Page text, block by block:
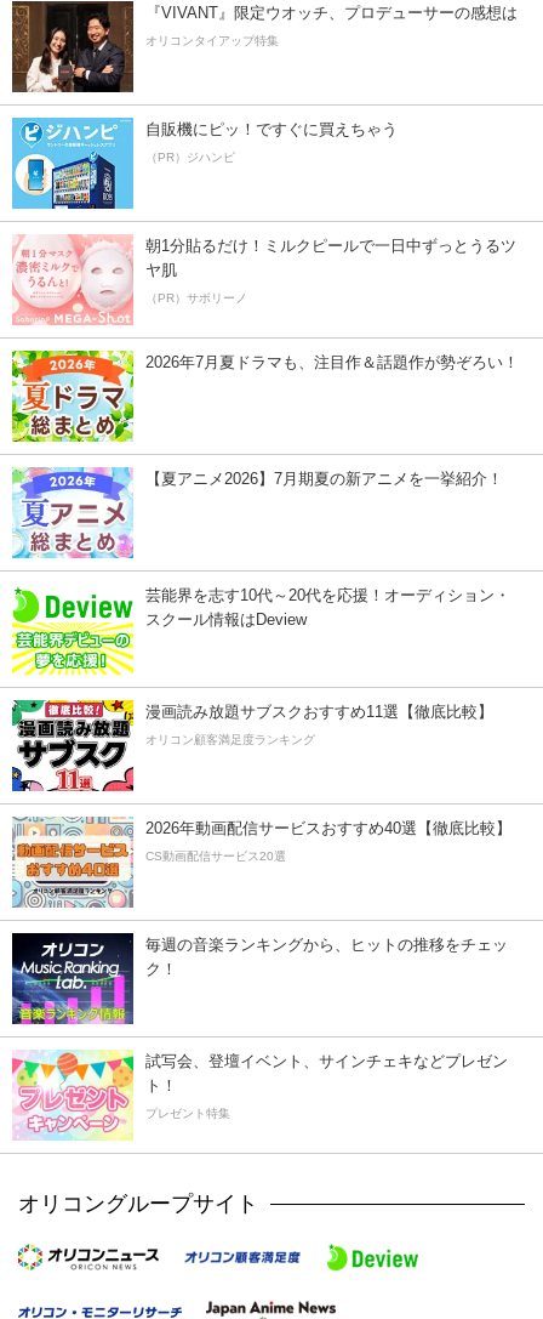
『VIVANT』限定ウオッチ、プロデューサーの感想は
オリコンタイアップ特集
自販機にピッ！ですぐに買えちゃう
（PR）ジハンピ
朝1分貼るだけ！ミルクピールで一日中ずっとうるツ
ヤ肌
（PR）サボリーノ
2026年7月夏ドラマも、注目作＆話題作が勢ぞろい！
【夏アニメ2026】7月期夏の新アニメを一挙紹介！
芸能界を志す10代～20代を応援！オーディション・
スクール情報はDeview
漫画読み放題サブスクおすすめ11選【徹底比較】
オリコン顧客満足度ランキング
2026年動画配信サービスおすすめ40選【徹底比較】
CS動画配信サービス20選
毎週の音楽ランキングから、ヒットの推移をチェッ
ク！
試写会、登壇イベント、サインチェキなどプレゼン
ト！
プレゼント特集
オリコングループサイト